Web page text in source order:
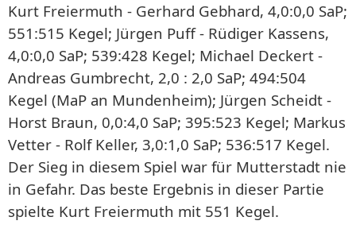
Kurt Freiermuth - Gerhard Gebhard, 4,0:0,0 SaP;
551:515 Kegel; Jürgen Puff - Rüdiger Kassens,
4,0:0,0 SaP; 539:428 Kegel; Michael Deckert -
Andreas Gumbrecht, 2,0 : 2,0 SaP; 494:504
Kegel (MaP an Mundenheim); Jürgen Scheidt -
Horst Braun, 0,0:4,0 SaP; 395:523 Kegel; Markus
Vetter - Rolf Keller, 3,0:1,0 SaP; 536:517 Kegel.
Der Sieg in diesem Spiel war für Mutterstadt nie
in Gefahr. Das beste Ergebnis in dieser Partie
spielte Kurt Freiermuth mit 551 Kegel.